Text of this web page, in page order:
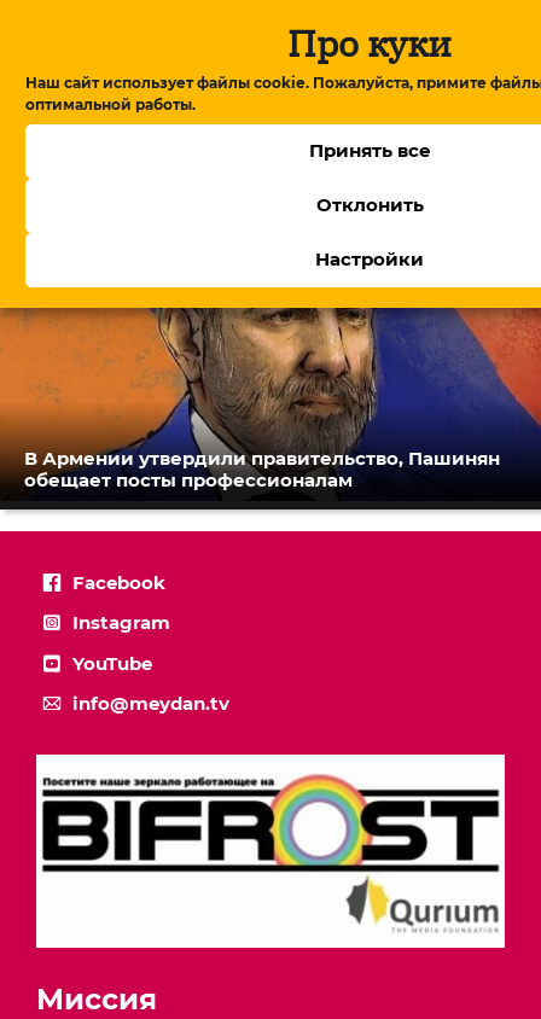
Про куки
Наш сайт использует файлы cookie. Пожалуйста, примите
оптимальной работы.
Принять все
Отклонить
Настройки
Глава американского фонда TRIPP+ на
переговорах в Армении: детали обсуждений
В Армении утвердили правительство, Пашинян
обещает посты профессионалам
Facebook
Instagram
YouTube
info@meydan.tv
Миссия